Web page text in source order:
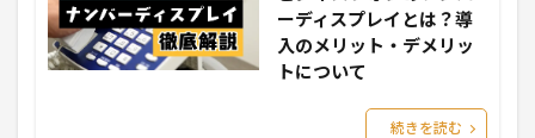
ーディスプレイとは？導
入のメリット・デメリッ
トについて
続きを読む